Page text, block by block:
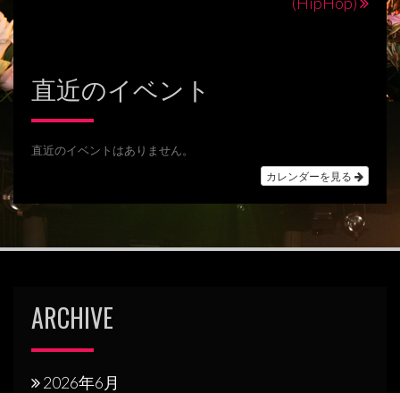
ゲ
ー
シ
ン
直近のイベント
直近のイベントはありません。
カレンダーを見る
ARCHIVE
2026年6月